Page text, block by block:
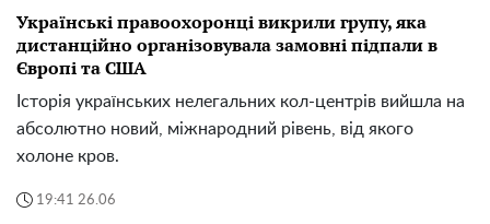
Українські правоохоронці викрили групу, яка
дистанційно організовувала замовні підпали в
Європі та США
Історія українських нелегальних кол-центрів вийшла на
абсолютно новий, міжнародний рівень, від якого
холоне кров.
19:41 26.06